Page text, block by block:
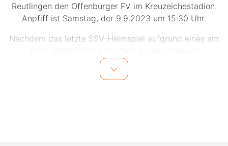
Reutlingen den Offenburger FV im Kreuzeichestadion.
Anpfiff ist Samstag, der 9.9.2023 um 15:30 Uhr.
Nachdem das letzte SSV-Heimspiel aufgrund eines am
medizinischen Notfalls kurzfristig abgesagt werden
musste, geht es am Samstag gegen den Offenburger